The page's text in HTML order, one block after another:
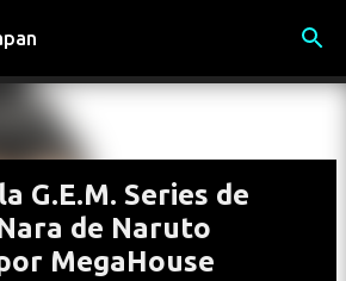
contenido principal
G.E.M. Series de
de Naruto
MegaHouse